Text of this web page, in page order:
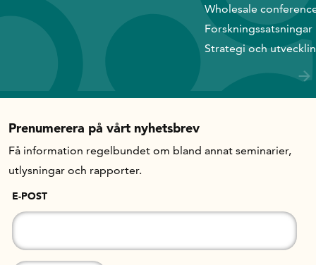
Wholesale
Forskningssatsningar
Strategi och
Prenumerera på vårt nyhetsbrev
Få information regelbundet om bland annat seminarier,
utlysningar och rapporter.
E-POST